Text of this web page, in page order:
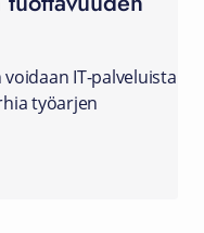
IT-palveluista
työarjen